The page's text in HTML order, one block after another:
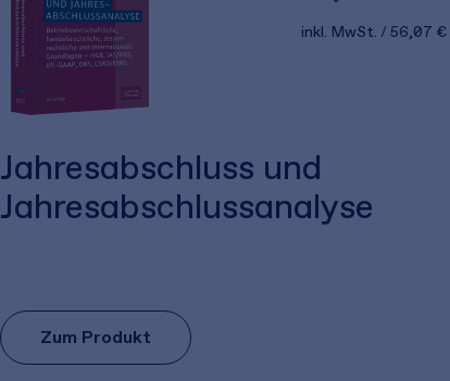
inkl. MwSt. 56,07 €
Jahresabschluss und
Jahresabschlussanalyse
Zum Produkt